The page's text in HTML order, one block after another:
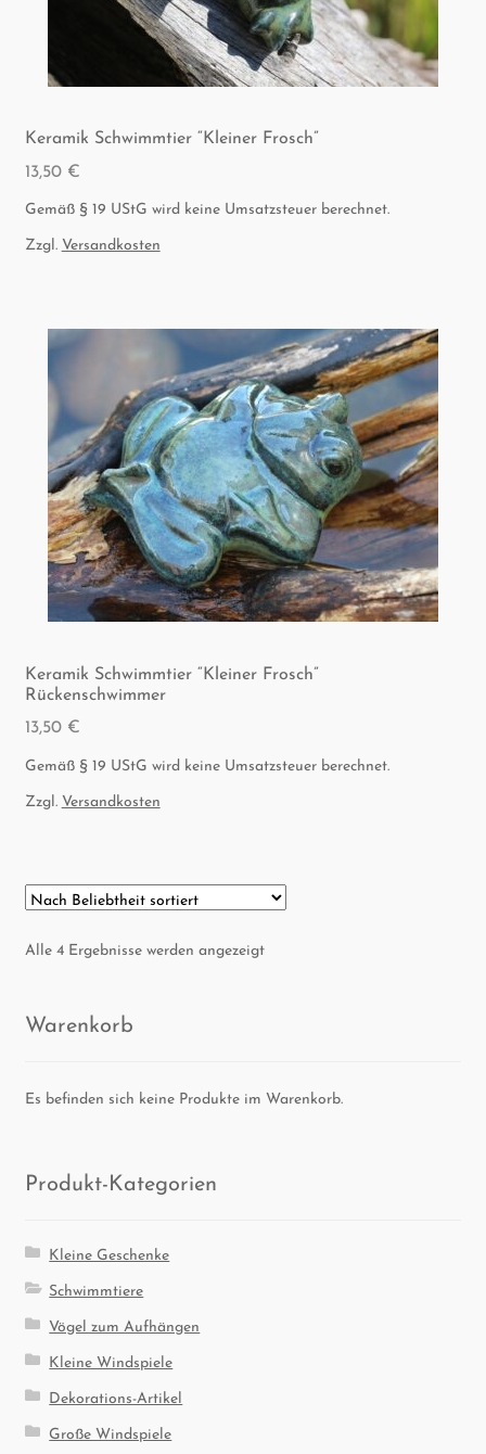
Kera­mik Schwimm­tier “Klei­ner Frosch”
13,50 €
Gemäß § 19 UStG wird keine Umsatzsteuer berechnet.
Zzgl. Versandkosten
Kera­mik Schwimm­tier “Klei­ner Frosch”
Rückenschwimmer
13,50 €
Gemäß § 19 UStG wird keine Umsatzsteuer berechnet.
Zzgl. Versandkosten
Alle 4 Ergebnisse werden angezeigtNach
Waren­korb
Es befinden sich keine Produkte im Warenkorb.
Pro­dukt-Kate­go­rien
Kleine Geschenke
Schwimmtiere
Vögel zum Aufhängen
Kleine Windspiele
Dekorations-Artikel
Große Windspiele